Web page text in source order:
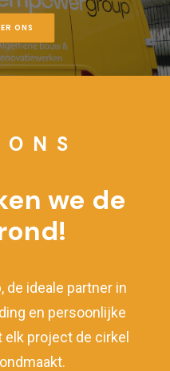
ONS
we de
de ideale partner in
en persoonlijke
elk project de cirkel